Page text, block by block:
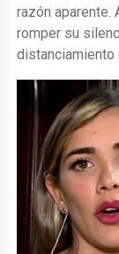
razón aparente.
romper su
distanciamiento